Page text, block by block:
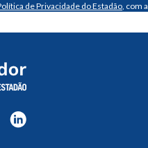
de Privacidade do Estadão, com a